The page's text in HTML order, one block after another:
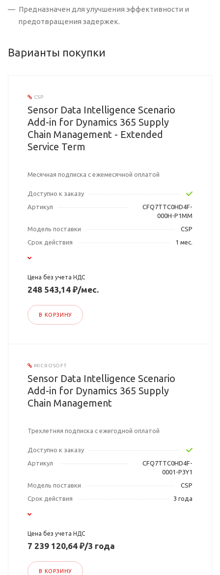
Предназначен для улучшения эффективности и
предотвращения задержек.
Варианты покупки
CSP
Sensor Data Intelligence Scenario
Add-in for Dynamics 365 Supply
Chain Management - Extended
Service Term
Месячная подписка с ежемесячной оплатой
Доступно к заказу
Артикул
CFQ7TTC0HD4F-
000H-P1MM
Модель поставки
CSP
Срок действия
1 мес.
Цена без учета НДС
248 543,14 ₽/мес.
В КОРЗИНУ
MICROSOFT
Sensor Data Intelligence Scenario
Add-in for Dynamics 365 Supply
Chain Management
Трехлетняя подписка с ежегодной оплатой
Доступно к заказу
Артикул
CFQ7TTC0HD4F-
0001-P3Y1
Модель поставки
CSP
Срок действия
3 года
Цена без учета НДС
7 239 120,64 ₽/3 года
В КОРЗИНУ